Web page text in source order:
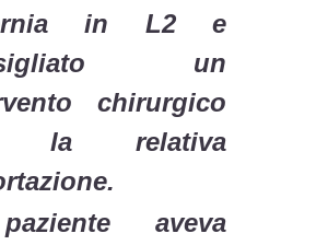
in L2 e
un
chirurgico
la relativa
aveva